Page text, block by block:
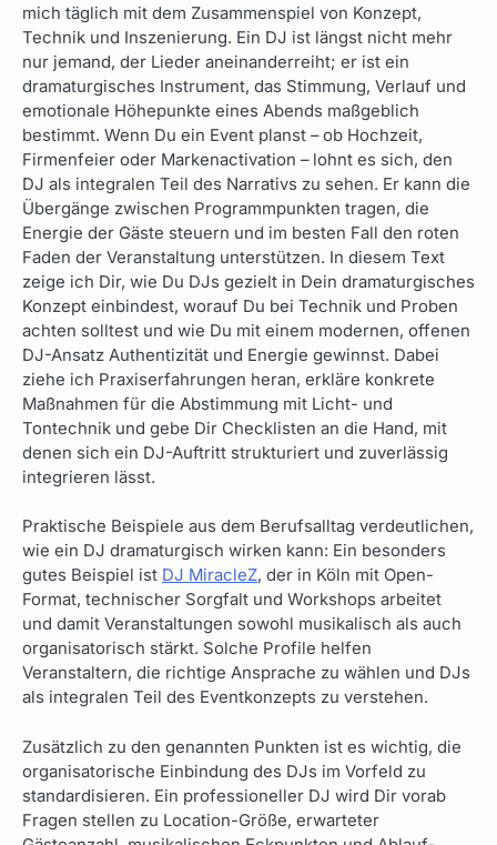
mich täglich mit dem Zusammenspiel von Konzept,
Technik und Inszenierung. Ein DJ ist längst nicht mehr
nur jemand, der Lieder aneinanderreiht; er ist ein
dramaturgisches Instrument, das Stimmung, Verlauf und
emotionale Höhepunkte eines Abends maßgeblich
bestimmt. Wenn Du ein Event planst – ob Hochzeit,
Firmenfeier oder Markenactivation – lohnt es sich, den
DJ als integralen Teil des Narrativs zu sehen. Er kann die
Übergänge zwischen Programmpunkten tragen, die
Energie der Gäste steuern und im besten Fall den roten
Faden der Veranstaltung unterstützen. In diesem Text
zeige ich Dir, wie Du DJs gezielt in Dein dramaturgisches
Konzept einbindest, worauf Du bei Technik und Proben
achten solltest und wie Du mit einem modernen, offenen
DJ-Ansatz Authentizität und Energie gewinnst. Dabei
ziehe ich Praxiserfahrungen heran, erkläre konkrete
Maßnahmen für die Abstimmung mit Licht- und
Tontechnik und gebe Dir Checklisten an die Hand, mit
denen sich ein DJ-Auftritt strukturiert und zuverlässig
integrieren lässt.
Praktische Beispiele aus dem Berufsalltag verdeutlichen,
wie ein DJ dramaturgisch wirken kann: Ein besonders
gutes Beispiel ist DJ MiracleZ, der in Köln mit Open-
Format, technischer Sorgfalt und Workshops arbeitet
und damit Veranstaltungen sowohl musikalisch als auch
organisatorisch stärkt. Solche Profile helfen
Veranstaltern, die richtige Ansprache zu wählen und DJs
als integralen Teil des Eventkonzepts zu verstehen.
Zusätzlich zu den genannten Punkten ist es wichtig, die
organisatorische Einbindung des DJs im Vorfeld zu
standardisieren. Ein professioneller DJ wird Dir vorab
Fragen stellen zu Location-Größe, erwarteter